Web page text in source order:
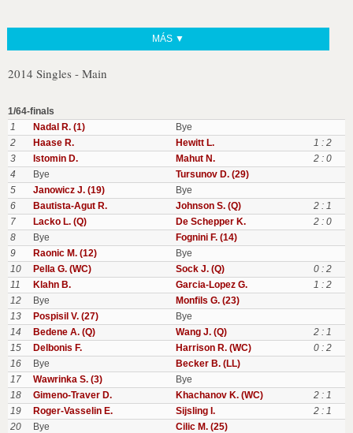
MÁS ▼
2014 Singles - Main
1/64-finals
1
Nadal R. (1)
Bye
2
Haase R. Hewitt L.
1 : 2
3
Istomin D. Mahut N.
2 : 0
4
Bye
Tursunov D. (29)
5
Janowicz J. (19)
Bye
6
Bautista-Agut R. Johnson S. (Q)
2 : 1
7
Lacko L. (Q) De Schepper K.
2 : 0
8
Bye
Fognini F. (14)
9
Raonic M. (12)
Bye
10
Pella G. (WC) Sock J. (Q)
0 : 2
11
Klahn B. Garcia-Lopez G.
1 : 2
12
Bye
Monfils G. (23)
13
Pospisil V. (27)
Bye
14
Bedene A. (Q) Wang J. (Q)
2 : 1
15
Delbonis F. Harrison R. (WC)
0 : 2
16
Bye
Becker B. (LL)
17
Wawrinka S. (3)
Bye
18
Gimeno-Traver D. Khachanov K. (WC)
2 : 1
19
Roger-Vasselin E. Sijsling I.
2 : 1
20
Bye
Cilic M. (25)